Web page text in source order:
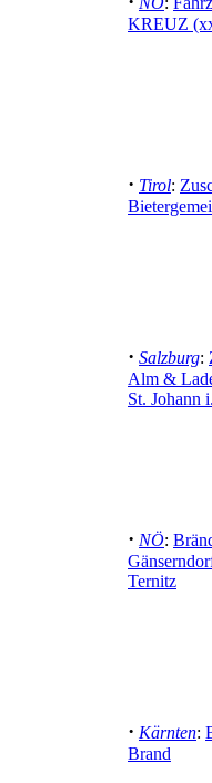
KREUZ
· Tirol:
· Salzburg:
Alm &
St. Johann
· NÖ:
Ternitz
· Kärnten:
Brand